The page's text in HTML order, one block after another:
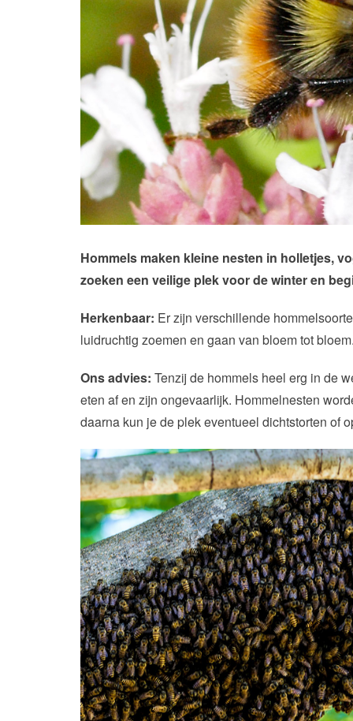
Hommels maken kleine nesten in holletjes,
zoeken een veilige plek voor de winter en
Herkenbaar: Er zijn verschillende
luidruchtig zoemen en gaan van bloem tot
Ons advies: Tenzij de hommels heel erg in de
eten af en zijn ongevaarlijk. Hommelnesten
daarna kun je de plek eventueel dichtstorten of